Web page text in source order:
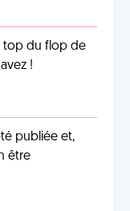
top du flop de
!
publiée et,
être